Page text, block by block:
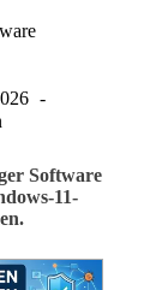
Software
11-